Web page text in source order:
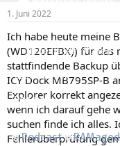
Empfohlene Inhalte
Neueste Aktivitäten
Leserartikel
Regeln
Podcast
m
1. Juni 2022
Ich habe heute meine
(WD120EFBX)) für
stattfindende Backup
ICY Dock MB795SP-B
Explorer korrekt
wenn ich darauf gehe
suchen finde ich alles.
Fehlerüberprüfung